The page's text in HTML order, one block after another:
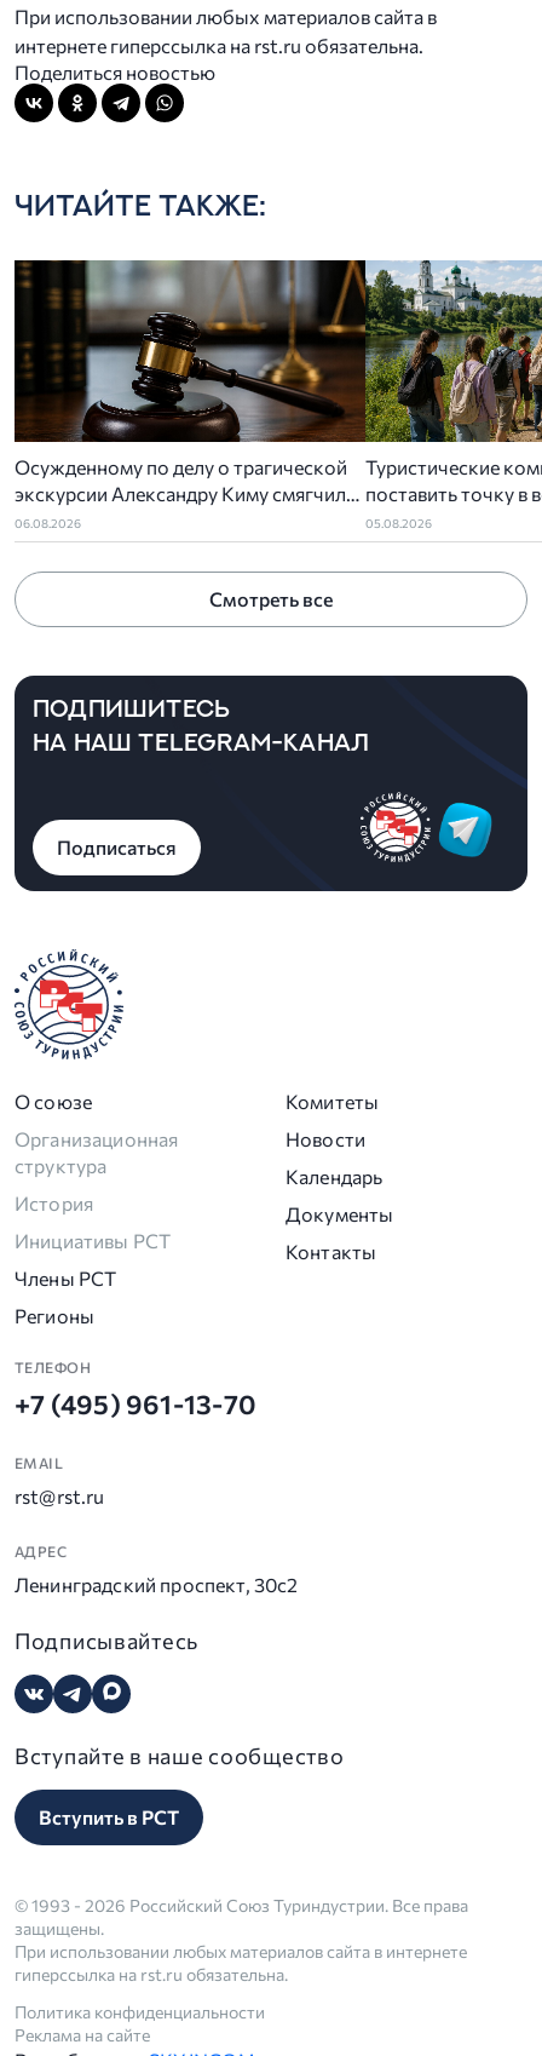
При использовании любых материалов сайта в
интернете гиперссылка на rst.ru обязательна.
Поделиться новостью
ЧИТАЙТЕ ТАКЖЕ:
Осужденному по делу о трагической
экскурсии Александру Киму смягчили
приговор
06.08.2026
Туристические
поставить точку в
детского
05.08.2026
Смотреть все
ПОДПИШИТЕСЬ
НА НАШ TELEGRAM-КАНАЛ
Подписаться
О союзе
Организационная
структура
История
Инициативы РСТ
Члены РСТ
Регионы
Комитеты
Новости
Календарь
Документы
Контакты
ТЕЛЕФОН
+7 (495) 961-13-70
EMAIL
rst@rst.ru
АДРЕС
Ленинградский проспект, 30с2
Подписывайтесь
Вступайте в наше сообщество
Вступить в РСТ
© 1993 - 2026 Российский Союз Туриндустрии. Все права
защищены.
При использовании любых материалов сайта в интернете
гиперссылка на rst.ru обязательна.
Политика конфиденциальности
Реклама на сайте